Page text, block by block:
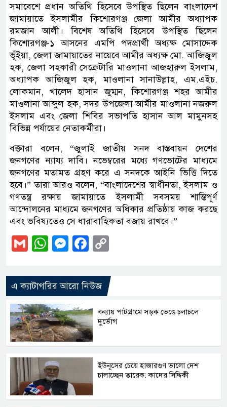
সমাবেশে প্রধান অতিথি হিসেবে উপস্থিত ছিলেন বাংলাদেশ
জামায়াতে ইসলামীর কিশোরগঞ্জ জেলা আমীর অধ্যাপক
রমজান আলী। বিশেষ অতিথি হিসেবে উপস্থিত ছিলেন
কিশোরগঞ্জ-১ আসনের এমপি পদপ্রার্থী অধ্যক্ষ মোসাদ্দেক
ভূঁইয়া, জেলা জামায়াতের নায়েবে আমীর অধ্যক্ষ মো. আজিজুল
হক, জেলা সহকারী সেক্রেটারি মাওলানা আজহারুল ইসলাম,
অধ্যাপক আজিজুল হক, মাওলানা সানাউল্লাহ, এম.এইচ.
লোকমান, খালেদ হাসান জুম্মন, কিশোরগঞ্জ শহর আমীর
মাওলানা আব্দুল হক, সদর উপজেলা আমীর মাওলানা নজরুল
ইসলাম এবং জেলা শিবির সভাপতি হাসান আল মামুনসহ
বিভিন্ন পর্যায়ের নেতাকর্মীরা।
বক্তারা বলেন, “জুলাই জাতীয় সনদ বাস্তবায়ন দেশের
জনগণের ন্যায্য দাবি। নভেম্বরের মধ্যে গণভোটের মাধ্যমে
জনগণের মতামত গ্রহণ করে এ সনদকে আইনি ভিত্তি দিতে
হবে।” তারা আরও বলেন, “বাংলাদেশের স্বাধীনতা, ইসলাম ও
গণতন্ত্র রক্ষায় জামায়াতে ইসলামী সবসময় শান্তিপূর্ণ
আন্দোলনের মাধ্যমে জনগণের অধিকার প্রতিষ্ঠায় কাজ করছে
এবং ভবিষ্যতেও সে ধারাবাহিকতা বজায় রাখবে।”
GmailWhatsApp
Messenger
Facebook
এ ক্যাটাগরির আরো নিউজ
বন্যায় পাটগ্রামে সড়ক ভেঙে চলাচলে
দুর্ভোগ
ইউনূসের চেয়ে হাজারগুণ ভালো দেশ
চালাচ্ছেন তারেক: কাদের সিদ্দিকী